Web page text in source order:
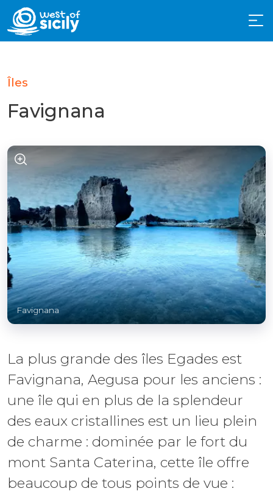
Îles
Favignana
Favignana
La plus grande des îles Egades est
Favignana, Aegusa pour les anciens :
une île qui en plus de la splendeur
des eaux cristallines est un lieu plein
de charme : dominée par le fort du
mont Santa Caterina, cette île offre
beaucoup de tous points de vue :